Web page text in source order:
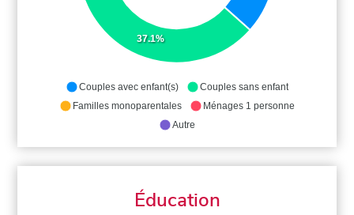
37.1%
Couples avec enfant(s)
Couples sans enfant
Familles monoparentales
Ménages 1 personne
Autre
Éducation